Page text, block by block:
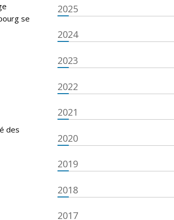
se
des
2025
2024
2023
2022
2021
2020
2019
2018
2017